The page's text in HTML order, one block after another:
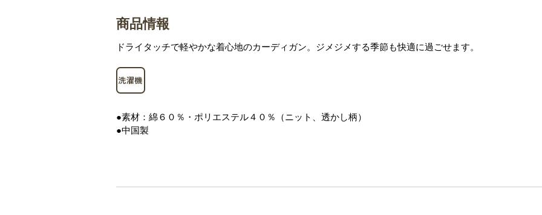
商品情報
ドライタッチで軽やかな着心地のカーディガン。ジメジメする季節も快適に過ごせます。
●素材：綿６０％・ポリエステル４０％（ニット、透かし柄）
●中国製